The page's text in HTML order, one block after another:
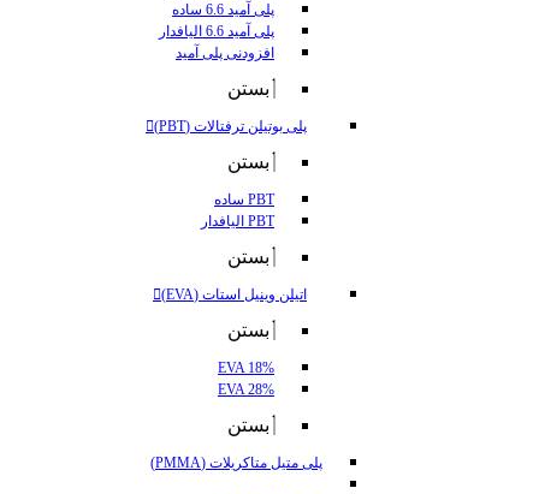
پلی آمید 6.6 ساده
پلی آمید 6.6 الیافدار
افزودنی پلی آمید
بستن
پلی بوتیلن ترفتالات (PBT)
بستن
PBT ساده
PBT الیافدار
بستن
اتیلن وینیل استات (EVA)
بستن
EVA 18%
EVA 28%
بستن
پلی متیل متاکریلات (PMMA)